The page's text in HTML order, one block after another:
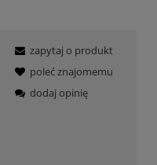
zapytaj o produkt
poleć znajomemu
dodaj opinię